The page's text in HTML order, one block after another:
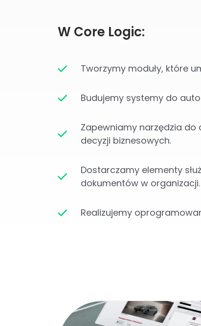
W Core Logic:
Tworzymy moduły, które
Budujemy systemy do
Zapewniamy narzędzia
decyzji biznesowych.
Dostarczamy elementy
dokumentów w organizacji.
Realizujemy